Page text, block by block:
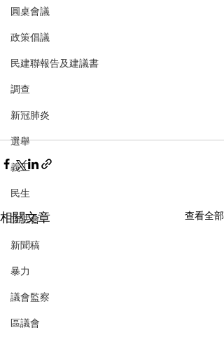
圓桌會議
政策倡議
民建聯報告及建議書
調查
新冠肺炎
選舉
義工
民生
立法會
新聞稿
暴力
議會監察
區議會
相關文章 查看全部